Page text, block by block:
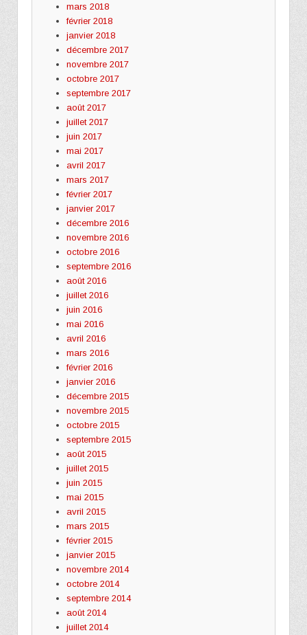
mars 2018
février 2018
janvier 2018
décembre 2017
novembre 2017
octobre 2017
septembre 2017
août 2017
juillet 2017
juin 2017
mai 2017
avril 2017
mars 2017
février 2017
janvier 2017
décembre 2016
novembre 2016
octobre 2016
septembre 2016
août 2016
juillet 2016
juin 2016
mai 2016
avril 2016
mars 2016
février 2016
janvier 2016
décembre 2015
novembre 2015
octobre 2015
septembre 2015
août 2015
juillet 2015
juin 2015
mai 2015
avril 2015
mars 2015
février 2015
janvier 2015
novembre 2014
octobre 2014
septembre 2014
août 2014
juillet 2014